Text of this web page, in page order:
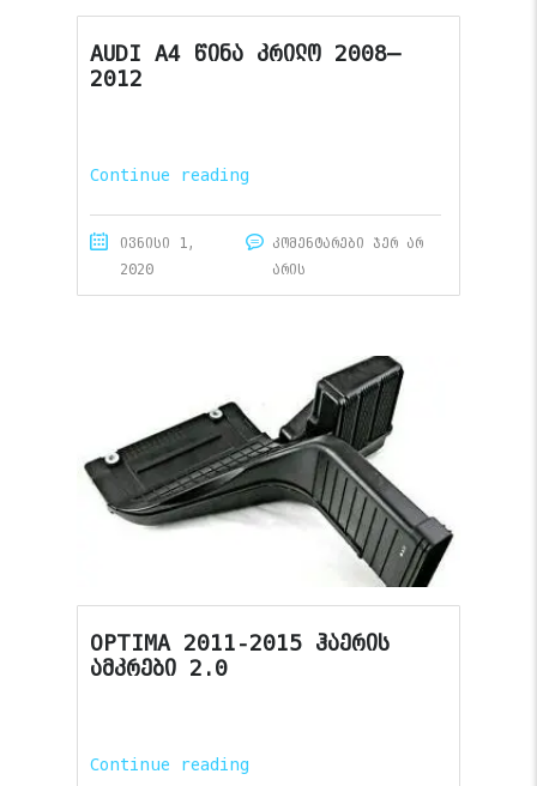
AUDI A4 წინა კრილო 2008–
2012
Continue reading
ივნისი 1,
2020
კომენტარები ჯერ არ
არის
OPTIMA 2011-2015 ჰაერის
ამკრები 2.0
Continue reading